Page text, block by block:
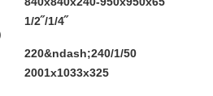
1/2˝/1/4˝
220&ndash;240/1/50
2001x1033x325